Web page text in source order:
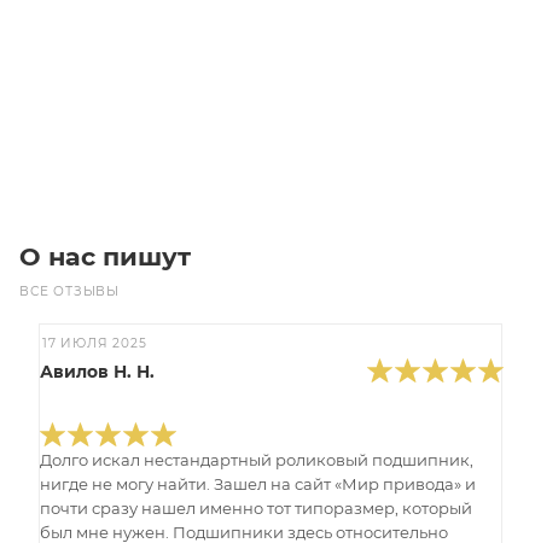
О нас пишут
ВСЕ ОТЗЫВЫ
17 ИЮЛЯ 2025
Авилов Н. Н.
Долго искал нестандартный роликовый подшипник,
нигде не могу найти. Зашел на сайт «Мир привода» и
почти сразу нашел именно тот типоразмер, который
был мне нужен. Подшипники здесь относительно